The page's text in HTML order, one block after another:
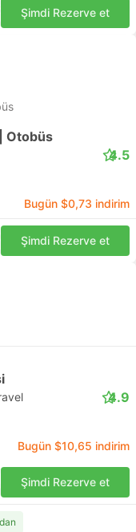
Şimdi Rezerve et
Otobüs
4.5
Bugün $0,73 indirim
Şimdi Rezerve et
4.9
Bugün $10,65 indirim
Şimdi Rezerve et